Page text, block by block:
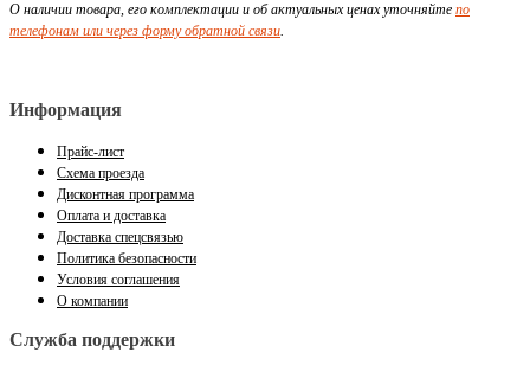
О наличии товара, его комплектации и об актуальных ценах уточняйте по
телефонам или через форму обратной связи.
Информация
Прайс-лист
Схема проезда
Дисконтная программа
Оплата и доставка
Доставка спецсвязью
Политика безопасности
Условия соглашения
О компании
Служба поддержки